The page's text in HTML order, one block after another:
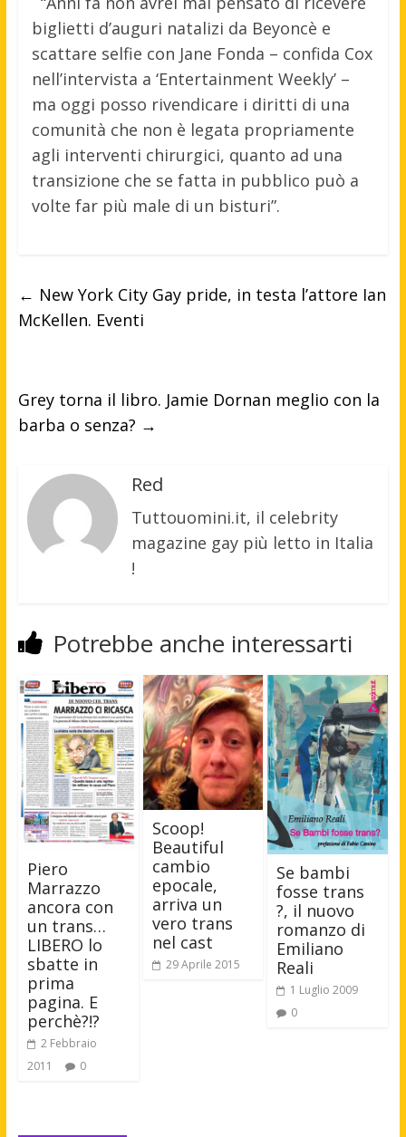
biglietti d’auguri natalizi da Beyoncè e
scattare selfie con Jane Fonda – confida Cox
nell’intervista a ‘Entertainment Weekly’ –
ma oggi posso rivendicare i diritti di una
comunità che non è legata propriamente
agli interventi chirurgici, quanto ad una
transizione che se fatta in pubblico può a
volte far più male di un bisturi”.
← New York City Gay pride, in testa l’attore Ian
McKellen. Eventi
Grey torna il libro. Jamie Dornan meglio con la
barba o senza? →
Red
Tuttouomini.it, il celebrity
magazine gay più letto in Italia
!
Potrebbe anche interessarti
Piero
Marrazzo
ancora con
un trans…
LIBERO lo
sbatte in
prima
pagina. E
perchè?!?
2 Febbraio
2011
0
Scoop!
Beautiful
cambio
epocale,
arriva un
vero trans
nel cast
29 Aprile 2015
Se bambi
fosse trans
?, il nuovo
romanzo di
Emiliano
Reali
1 Luglio 2009
0